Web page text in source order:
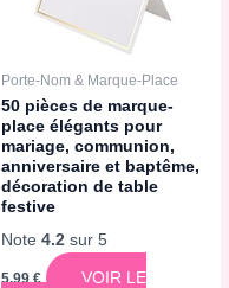
Porte-Nom & Marque-Place
50 pièces de marque-
place élégants pour
mariage, communion,
anniversaire et baptême,
décoration de table
festive
Note 4.2sur 5
5,99 €
VOIR LE